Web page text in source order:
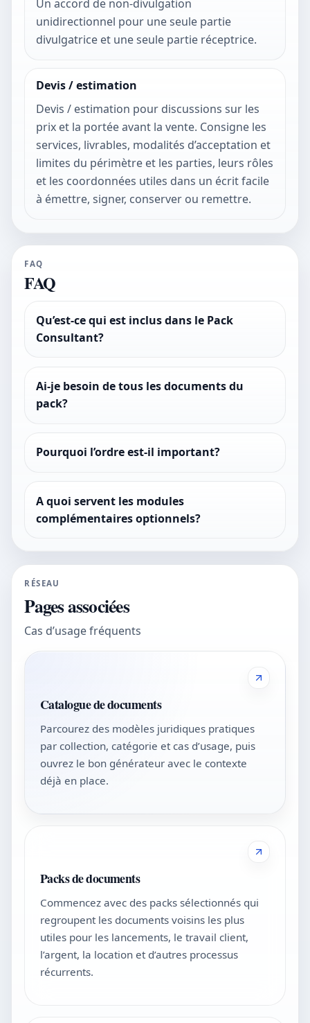
Un accord de non-divulgation
unidirectionnel pour une seule partie
divulgatrice et une seule partie réceptrice.
Devis / estimation
Devis / estimation pour discussions sur les
prix et la portée avant la vente. Consigne les
services, livrables, modalités d’acceptation et
limites du périmètre et les parties, leurs rôles
et les coordonnées utiles dans un écrit facile
à émettre, signer, conserver ou remettre.
FAQ
FAQ
Qu’est-ce qui est inclus dans le Pack
Consultant?
Ai-je besoin de tous les documents du
pack?
Pourquoi l’ordre est-il important?
A quoi servent les modules
complémentaires optionnels?
RÉSEAU
Pages associées
Cas d’usage fréquents
Catalogue de documents
Parcourez des modèles juridiques pratiques
par collection, catégorie et cas d’usage, puis
ouvrez le bon générateur avec le contexte
déjà en place.
Packs de documents
Commencez avec des packs sélectionnés qui
regroupent les documents voisins les plus
utiles pour les lancements, le travail client,
l’argent, la location et d’autres processus
récurrents.